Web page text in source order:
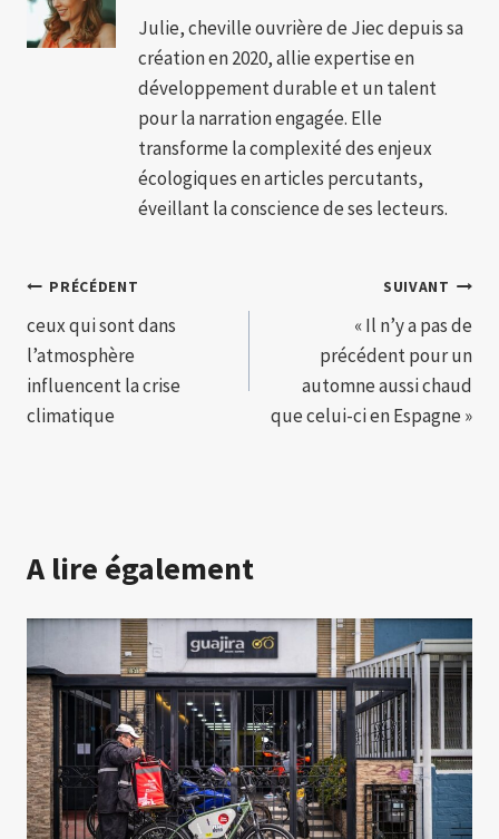
Julie, cheville ouvrière de Jiec depuis sa
création en 2020, allie expertise en
développement durable et un talent
pour la narration engagée. Elle
transforme la complexité des enjeux
écologiques en articles percutants,
éveillant la conscience de ses lecteurs.
Navigation
de
l’article
PRÉCÉDENT
ceux qui sont dans
l’atmosphère
influencent la crise
climatique
SUIVANT
« Il n’y a pas de
précédent pour un
automne aussi chaud
que celui-ci en Espagne »
A lire également